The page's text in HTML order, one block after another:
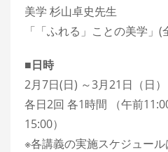
美学 杉山卓史先生
「「ふれる」ことの美学」(
■日時
2月7日(日) ～3月21日（日）
各日2回 各1時間 （午前
15:00）
※各講義の実施スケジュール